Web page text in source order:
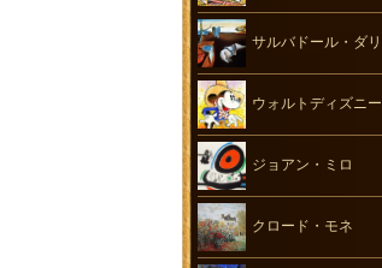
サルバドール・ダリ
ウォルトディズニー
ジョアン・ミロ
クロード・モネ